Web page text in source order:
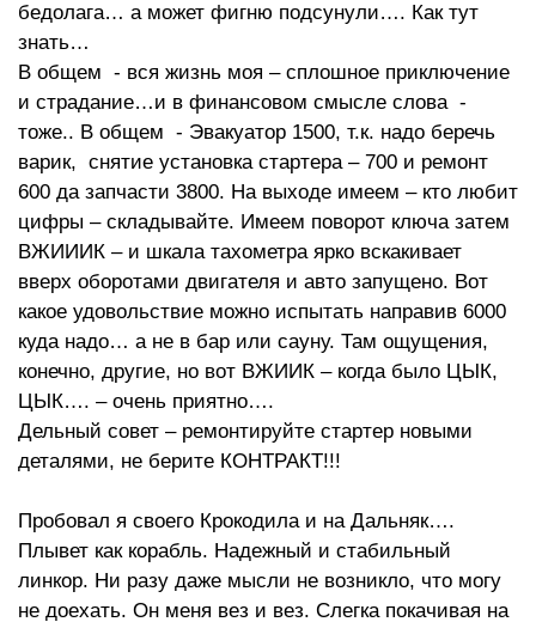
бедолага… а может фигню подсунули…. Как тут
знать…
В общем - вся жизнь моя – сплошное приключение
и страдание…и в финансовом смысле слова -
тоже.. В общем - Эвакуатор 1500, т.к. надо беречь
варик, снятие установка стартера – 700 и ремонт
600 да запчасти 3800. На выходе имеем – кто любит
цифры – складывайте. Имеем поворот ключа затем
ВЖИИИК – и шкала тахометра ярко вскакивает
вверх оборотами двигателя и авто запущено. Вот
какое удовольствие можно испытать направив 6000
куда надо… а не в бар или сауну. Там ощущения,
конечно, другие, но вот ВЖИИК – когда было ЦЫК,
ЦЫК…. – очень приятно….
Дельный совет – ремонтируйте стартер новыми
деталями, не берите КОНТРАКТ!!!
Пробовал я своего Крокодила и на Дальняк….
Плывет как корабль. Надежный и стабильный
линкор. Ни разу даже мысли не возникло, что могу
не доехать. Он меня вез и вез. Слегка покачивая на